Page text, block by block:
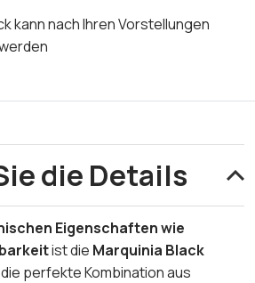
kann nach Ihren Vorstellungen
die Details
Eigenschaften wie
ist die Marquinia Black
die perfekte Kombination aus